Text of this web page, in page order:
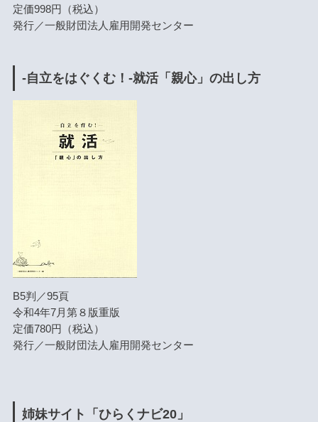
定価998円（税込）
発行／一般財団法人雇用開発センター
-自立をはぐくむ！-就活「親心」の出し方
B5判／95頁
令和4年7月第８版重版
定価780円（税込）
発行／一般財団法人雇用開発センター
姉妹サイト「ひらくナビ20」